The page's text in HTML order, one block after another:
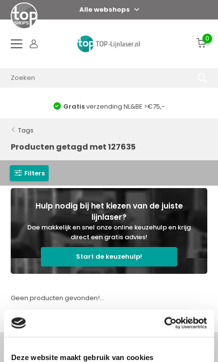
Deze website maakt gebruik van cookies
Alle webshops
0
Gratisverzending NL&BE >€75,-
Tags
Producten getagd met 127635
Filters
Hulp nodig bij het kiezen van de juiste
lijnlaser?
Doe makkelijk en snel onze online keuzehulp en krijg
direct een gratis advies!
Start de keuzehulp!
Geen producten gevonden!...